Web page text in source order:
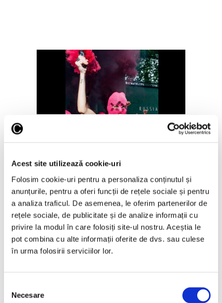
Acest site utilizează cookie-uri
Folosim cookie-uri pentru a personaliza conținutul și
anunțurile, pentru a oferi funcții de rețele sociale și pentru
a analiza traficul. De asemenea, le oferim partenerilor de
rețele sociale, de publicitate și de analize informații cu
privire la modul în care folosiți site-ul nostru. Aceștia le
pot combina cu alte informații oferite de dvs. sau culese
în urma folosirii serviciilor lor.
consimțământului
Necesare
6 Mai 2026
Articole recente
Operele lui Pollock și
Rothko contribuie la